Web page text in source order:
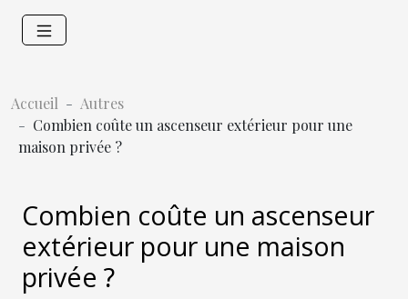
Accueil
Autres
Combien coûte un ascenseur extérieur pour une
maison privée ?
Combien coûte un ascenseur
extérieur pour une maison
privée ?